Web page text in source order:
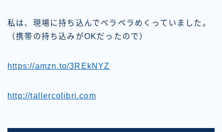
私は、現場に持ち込んでペラペラめくっていました。
（携帯の持ち込みがOKだったので）
https://amzn.to/3REkNYZ
http://tallercolibri.com